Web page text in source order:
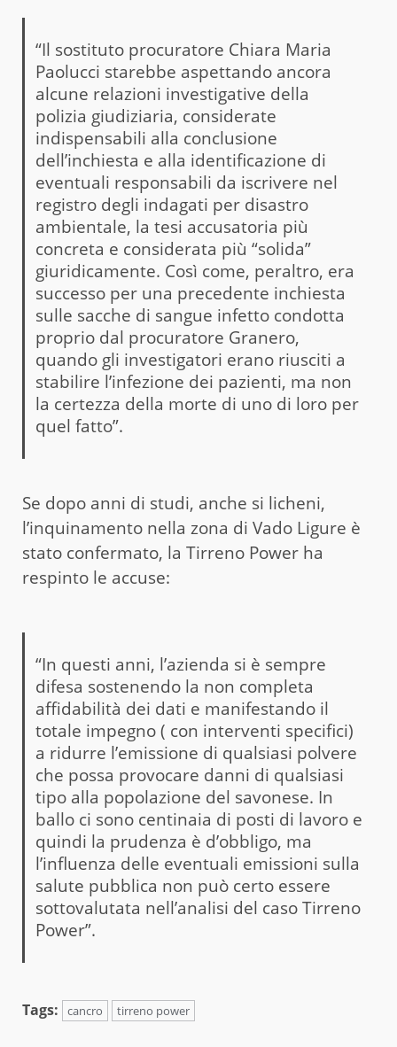
“Il sostituto procuratore Chiara Maria
Paolucci starebbe aspettando ancora
alcune relazioni investigative della
polizia giudiziaria, considerate
indispensabili alla conclusione
dell’inchiesta e alla identificazione di
eventuali responsabili da iscrivere nel
registro degli indagati per disastro
ambientale, la tesi accusatoria più
concreta e considerata più “solida”
giuridicamente. Così come, peraltro, era
successo per una precedente inchiesta
sulle sacche di sangue infetto condotta
proprio dal procuratore Granero,
quando gli investigatori erano riusciti a
stabilire l’infezione dei pazienti, ma non
la certezza della morte di uno di loro per
quel fatto”.
Se dopo anni di studi, anche si licheni,
l’inquinamento nella zona di Vado Ligure è
stato confermato, la Tirreno Power ha
respinto le accuse:
“In questi anni, l’azienda si è sempre
difesa sostenendo la non completa
affidabilità dei dati e manifestando il
totale impegno ( con interventi specifici)
a ridurre l’emissione di qualsiasi polvere
che possa provocare danni di qualsiasi
tipo alla popolazione del savonese. In
ballo ci sono centinaia di posti di lavoro e
quindi la prudenza è d’obbligo, ma
l’influenza delle eventuali emissioni sulla
salute pubblica non può certo essere
sottovalutata nell’analisi del caso Tirreno
Power”.
Tags: cancro tirreno power